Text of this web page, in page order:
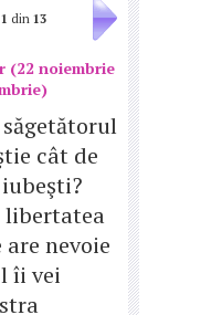
1 din 13
(22 noiembrie
cât de
libertatea
are nevoie
îi vei